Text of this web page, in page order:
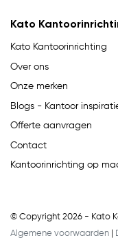
Kato
Kato Kantoorinrichting
Over ons
Onze merken
Blogs - Kantoor
Offerte aanvragen
Contact
Kantoorinrichting op
© Copyright 2026 - Kato
Algemene voorwaarden